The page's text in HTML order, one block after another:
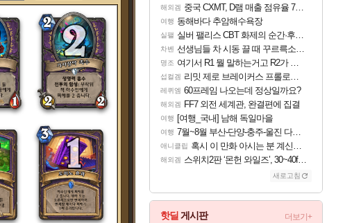
해외겜 중국 CXMT, D램 매출 점유율 7%…글로벌 4위로 부상
여행 동해바다 추암해수욕장
실팰 실버 팰리스 CBT 화제의 순간·후기 모음
차벤 선생님들 차 시동 끌 때 꾸르륵소리나는데
명조 여기서 R1 뭘 말하는거고 R2가 뭘말하는걸까요?
섭컬겜 리밋 제로 브레이커스 프롤로그 테스트 후기 영상 업로드
레퀴엠 60프레임 나오는데 정상일까요?
해외겜 FF7 외전 세계관, 완결편에 집결
여행 [여행_국내] 남해 독일마을
여행 7월~8월 부산-단양-충주-울진 다녀왔어요~
애니클립 혹시 이 만화 아시는 분 계신가요
해외겜 스위치2판 ‘몬헌 와일즈’, 30~40fps 목표 추정
새로고침
핫딜 게시판 더보기+